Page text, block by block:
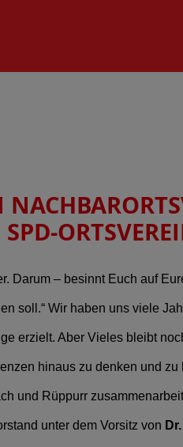
Darum – besinnt Euch auf
soll.“ Wir haben uns viele
erzielt. Aber Vieles bleibt
hinaus zu denken und
und Rüppurr
unter dem Vorsitz von